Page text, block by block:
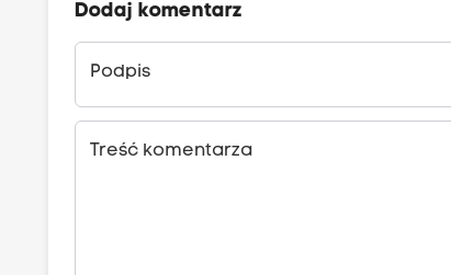
Dodaj komentarz
Podpis
Treść komentarza